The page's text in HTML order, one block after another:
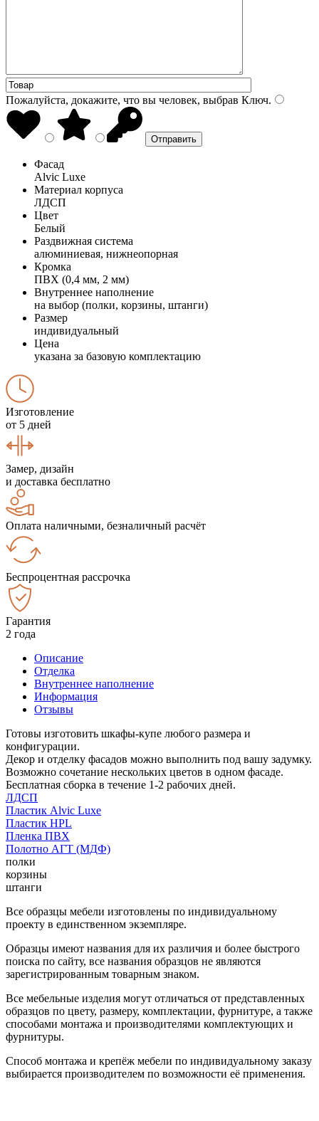
Пожалуйста, докажите, что вы человек, выбрав Ключ.
Фасад
Alvic Luxe
Материал корпуса
ЛДСП
Цвет
Белый
Раздвижная система
алюминиевая, нижнеопорная
Кромка
ПВХ (0,4 мм, 2 мм)
Внутреннее наполнение
на выбор (полки, корзины, штанги)
Размер
индивидуальный
Цена
указана за базовую комплектацию
Изготовление
от 5 дней
Замер, дизайн
и доставка бесплатно
Оплата наличными, безналичный расчёт
Беспроцентная рассрочка
Гарантия
2 года
Описание
Отделка
Внутреннее наполнение
Информация
Отзывы
Готовы изготовить шкафы-купе любого размера и
конфигурации.
Декор и отделку фасадов можно выполнить под вашу задумку.
Возможно сочетание нескольких цветов в одном фасаде.
Бесплатная сборка в течение 1-2 рабочих дней.
ЛДСП
Пластик Alvic Luxe
Пластик HPL
Пленка ПВХ
Полотно АГТ (МДФ)
полки
корзины
штанги
Все образцы мебели изготовлены по индивидуальному
проекту в единственном экземпляре.
Образцы имеют названия для их различия и более быстрого
поиска по сайту, все названия образцов не являются
зарегистрированным товарным знаком.
Все мебельные изделия могут отличаться от представленных
образцов по цвету, размеру, комплектации, фурнитуре, а также
способами монтажа и производителями комплектующих и
фурнитуры.
Способ монтажа и крепёж мебели по индивидуальному заказу
выбирается производителем по возможности её применения.